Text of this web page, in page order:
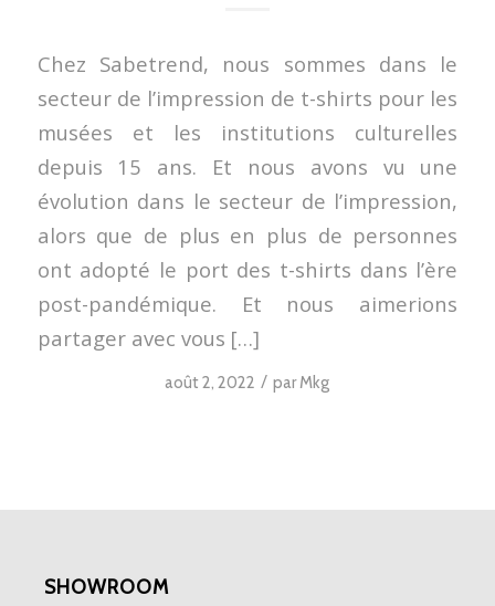
Chez Sabetrend, nous sommes dans le
secteur de l’impression de t-shirts pour les
musées et les institutions culturelles
depuis 15 ans. Et nous avons vu une
évolution dans le secteur de l’impression,
alors que de plus en plus de personnes
ont adopté le port des t-shirts dans l’ère
post-pandémique. Et nous aimerions
partager avec vous […]
août 2, 2022 / parMkg
SHOWROOM